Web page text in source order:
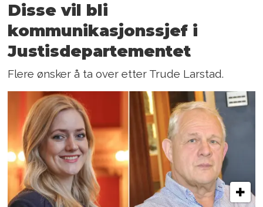
Disse vil bli
kommunikasjons­sjef i
Justisdepartementet
Flere ønsker å ta over etter Trude Larstad.